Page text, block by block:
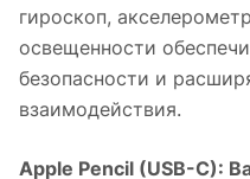
гироскоп,
освещенности
безопасности и
взаимодействия.
Apple Pencil (USB-C):